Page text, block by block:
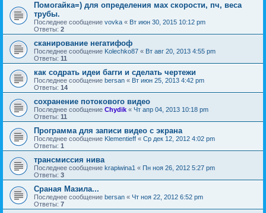
Помогайка=) для определения мах скорости, пч, веса
трубы.
Последнее сообщение vovka « Вт июн 30, 2015 10:12 pm
Ответы: 2
сканирование негатифоф
Последнее сообщение Kolechko87 « Вт авг 20, 2013 4:55 pm
Ответы: 11
как содрать идеи багги и сделать чертежи
Последнее сообщение bersan « Вт июн 25, 2013 4:42 pm
Ответы: 14
сохранение потокового видео
Последнее сообщение Chydik « Чт апр 04, 2013 10:18 pm
Ответы: 11
Программа для записи видео с экрана
Последнее сообщение Klementieff « Ср дек 12, 2012 4:02 pm
Ответы: 1
трансмиссия нива
Последнее сообщение krapiwina1 « Пн ноя 26, 2012 5:27 pm
Ответы: 3
Сраная Мазила...
Последнее сообщение bersan « Чт ноя 22, 2012 6:52 pm
Ответы: 7